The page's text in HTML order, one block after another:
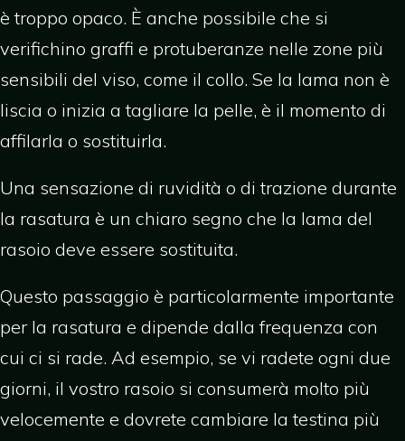
è troppo opaco. È anche possibile che si
verifichino graffi e protuberanze nelle zone più
sensibili del viso, come il collo. Se la lama non è
liscia o inizia a tagliare la pelle, è il momento di
affilarla o sostituirla.
Una sensazione di ruvidità o di trazione durante
la rasatura è un chiaro segno che la lama del
rasoio deve essere sostituita.
Questo passaggio è particolarmente importante
per la rasatura e dipende dalla frequenza con
cui ci si rade. Ad esempio, se vi radete ogni due
giorni, il vostro rasoio si consumerà molto più
velocemente e dovrete cambiare la testina più